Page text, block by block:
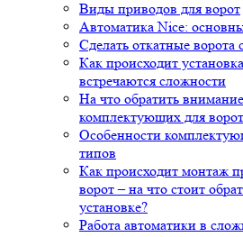
Виды приводов для ворот
Автоматика Nice:
Сделать откатные
Как происходит
встречаются сложности
На что обратить
комплектующих для
Особенности
типов
Как происходит монтаж
ворот – на что стоит
установке?
Работа автоматики в